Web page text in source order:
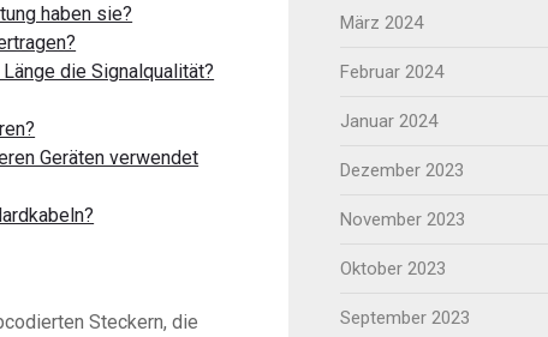
haben sie?
die Signalqualität?
Geräten verwendet
Steckern, die
März 2024
Februar 2024
Januar 2024
Dezember 2023
November 2023
Oktober 2023
September 2023